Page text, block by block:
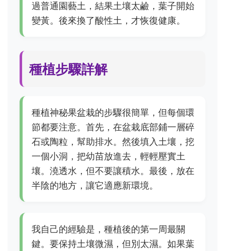
過普通園藝土，結果土壤太鹼，葉子開始
變黃。後來換了酸性土，才恢復健康。
種植步驟詳解
種植神秘果盆栽的步驟很簡單，但每個環
節都要注意。首先，在盆栽底部鋪一層碎
石或陶粒，幫助排水。然後填入土壤，挖
一個小洞，把幼苗放進去，輕輕壓實土
壤。澆透水，但不要讓積水。最後，放在
半陰的地方，讓它適應新環境。
我自己的經驗是，種植後的第一周最關
鍵。要保持土壤微濕，但別太濕。如果葉